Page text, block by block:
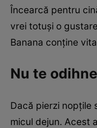
Încearcă pentru
vrei totuși o
Banana conține
Nu te
Dacă pierzi nopțile
micul dejun. Acest